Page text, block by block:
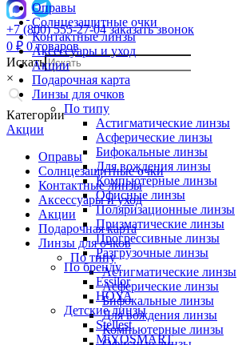
+7 (800) 555-27-04 заказать звонок
0 ₽ 0 товаров
Искать
×
Категории
Акции
Оправы
Солнцезащитные очки
Контактные линзы
Аксессуары и уход
Акции
Подарочная карта
Линзы для очков
По типу
Астигматические линзы
Асферические линзы
Бифокальные линзы
Для вождения линзы
Компьютерные линзы
Оправы
Солнцезащитные очки
Контактные линзы
Аксессуары и уход
Акции
Подарочная карта
Линзы для очков
По типу
Астигматические линзы
Асферические линзы
Бифокальные линзы
Для вождения линзы
Компьютерные линзы
Офисные линзы
Поляризационные линзы
Призматические линзы
Прогрессивные линзы
Разгрузочные линзы
По бренду
Essilor
HOYA
Детские линзы
Stellest
MiYOSMART